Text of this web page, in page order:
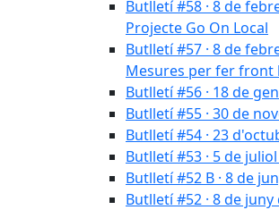
Butlletí #58 · 8 de
Projecte Go On Local
Butlletí #57 · 8 de
Mesures per fer front
Butlletí #56 · 18 de
Butlletí #55 · 30 de
Butlletí #54 · 23
Butlletí #53 · 5 de
Butlletí #52 B · 8 de
Butlletí #52 · 8 de juny